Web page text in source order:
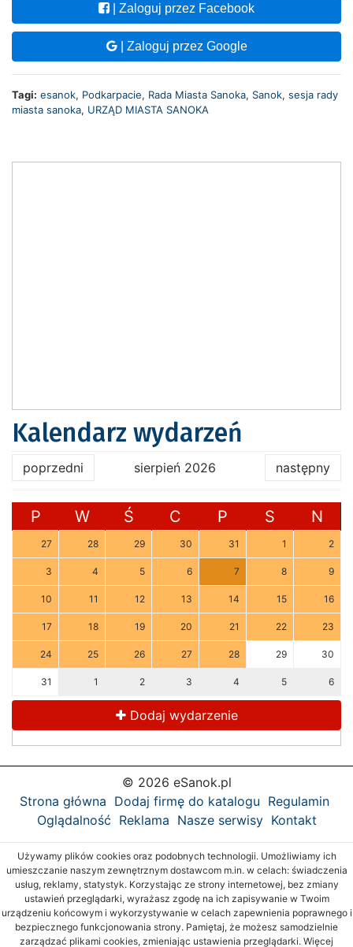
| Zaloguj przez Facebook
| Zaloguj przez Google
Tagi: esanok, Podkarpacie, Rada Miasta Sanoka, Sanok, sesja rady
miasta sanoka, URZĄD MIASTA SANOKA
Kalendarz wydarzeń
poprzedni sierpień 2026 następny
P W Ś C P S N
27 28 29 30 31 1 2
3 4 5 6 7 8 9
10 11 12 13 14 15 16
17 18 19 20 21 22 23
24 25 26 27 28 29 30
31 1 2 3 4 5 6
Dodaj wydarzenie
© 2026 eSanok.pl
Strona główna Dodaj firmę do katalogu Regulamin
Oglądalność Reklama Nasze serwisy Kontakt
Używamy plików cookies oraz podobnych technologii. Umożliwiamy ich
umieszczanie naszym zewnętrznym dostawcom m.in. w celach: świadczenia
usług, reklamy, statystyk. Korzystając ze strony internetowej, bez zmiany
ustawień przeglądarki, wyrażasz zgodę na ich zapisywanie w Twoim
urządzeniu końcowym i wykorzystywanie w celach zapewnienia poprawnego i
bezpiecznego funkcjonowania strony. Pamiętaj, że możesz samodzielnie
zarządzać plikami cookies, zmieniając ustawienia przeglądarki. Więcej